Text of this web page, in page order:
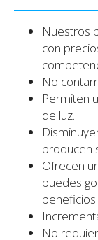
Nuestros
con
No
Permiten
de luz.
producen
Ofrecen
puedes
No